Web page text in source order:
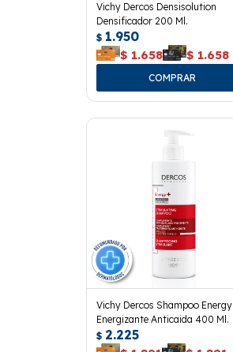
Vichy Dercos Densisolution
Densificador 200 Ml.
$ 1.950
$ 1.658 $ 1.658
Vichy Dercos Shampoo Energy
Energizante Anticaida 400 Ml.
$ 2.225